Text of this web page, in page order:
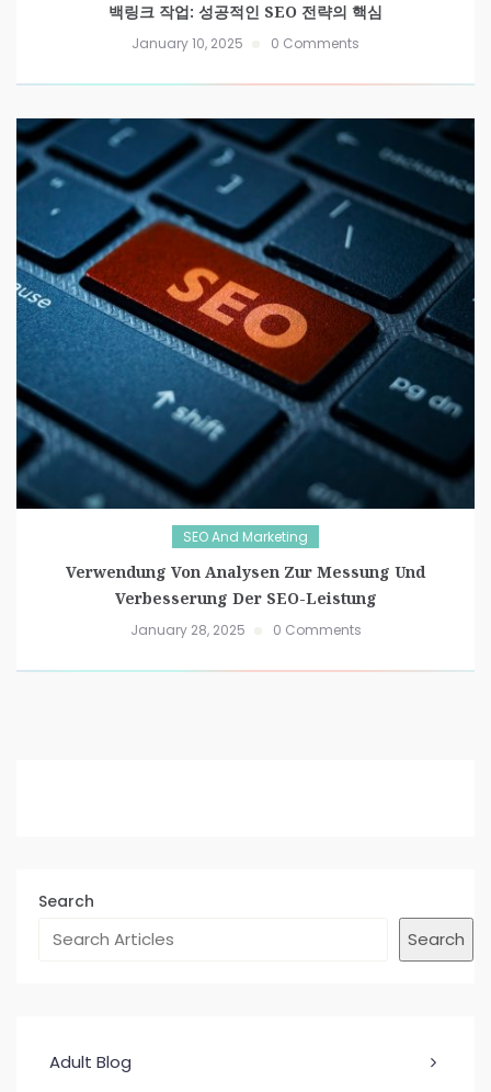
백링크 작업: 성공적인 SEO 전략의 핵심
January 10, 2025 0 Comments
SEO And Marketing
Verwendung Von Analysen Zur Messung Und
Verbesserung Der SEO-Leistung
January 28, 2025 0 Comments
Search
Search
Adult Blog